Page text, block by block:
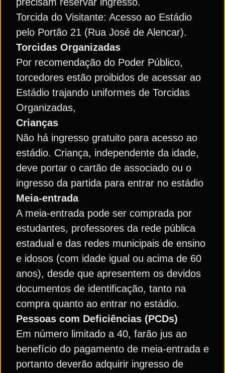
Torcida do Visitante: Acesso ao Estádio
pelo Portão 21 (Rua José de Alencar).
Torcidas Organizadas
Por recomendação do Poder Público,
torcedores estão proibidos de acessar ao
Estádio trajando uniformes de Torcidas
Organizadas,
Crianças
Não há ingresso gratuito para acesso ao
estádio. Criança, independente da idade,
deve portar o cartão de associado ou o
ingresso da partida para entrar no estádio
Meia-entrada
A meia-entrada pode ser comprada por
estudantes, professores da rede pública
estadual e das redes municipais de ensino
e idosos (com idade igual ou acima de 60
anos), desde que apresentem os devidos
documentos de identificação, tanto na
compra quanto ao entrar no estádio.
Pessoas com Deficiências (PCDs)
Em número limitado a 40, farão jus ao
benefício do pagamento de meia-entrada e
portanto deverão adquirir ingresso de